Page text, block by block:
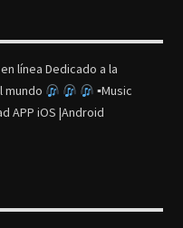
línea Dedicado a la
mundo
▪Music
APP iOS |Android